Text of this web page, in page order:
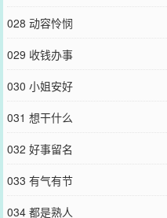
028 动容怜悯
029 收钱办事
030 小姐安好
031 想干什么
032 好事留名
033 有气有节
034 都是熟人